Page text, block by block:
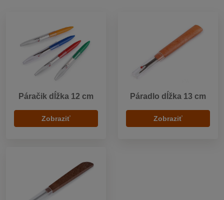
Páračik dĺžka 12 cm
Zobraziť
Páradlo dĺžka 13 cm
Zobraziť